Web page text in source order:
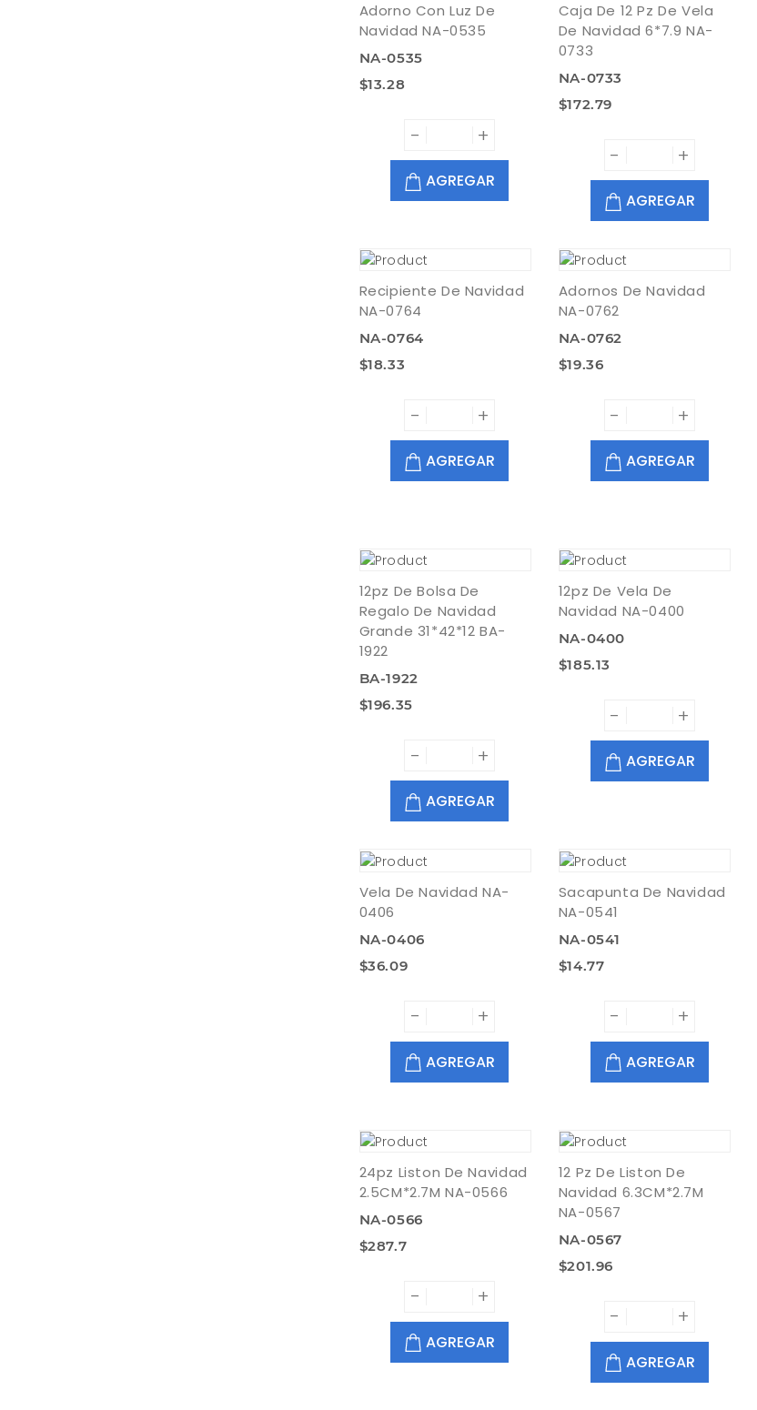
Adorno Con Luz De
Navidad NA-0535
NA-0535
$13.28
- +
AGREGAR
Caja De 12 Pz De Vela
De Navidad 6*7.9 NA-
0733
NA-0733
$172.79
- +
AGREGAR
Recipiente De Navidad
NA-0764
NA-0764
$18.33
- +
AGREGAR
Adornos De Navidad
NA-0762
NA-0762
$19.36
- +
AGREGAR
12pz De Bolsa De
Regalo De Navidad
Grande 31*42*12 BA-
1922
BA-1922
$196.35
- +
AGREGAR
12pz De Vela De
Navidad NA-0400
NA-0400
$185.13
- +
AGREGAR
Vela De Navidad NA-
0406
NA-0406
$36.09
- +
AGREGAR
Sacapunta De Navidad
NA-0541
NA-0541
$14.77
- +
AGREGAR
24pz Liston De Navidad
2.5CM*2.7M NA-0566
NA-0566
$287.7
- +
AGREGAR
12 Pz De Liston De
Navidad 6.3CM*2.7M
NA-0567
NA-0567
$201.96
- +
AGREGAR